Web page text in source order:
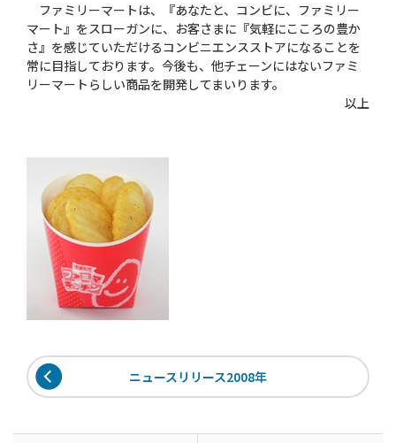
ファミリーマートは、『あなたと、コンビに、ファミリー
マート』をスローガンに、お客さまに『気軽にこころの豊か
さ』を感じていただけるコンビニエンスストアになることを
常に目指しております。今後も、他チェーンにはないファミ
リーマートらしい商品を開発してまいります。
以上
ニュースリリース2008年